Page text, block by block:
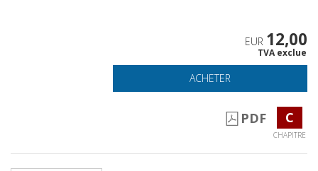
EUR 12,00
TVA exclue
ACHETER
PDF C
CHAPITRE